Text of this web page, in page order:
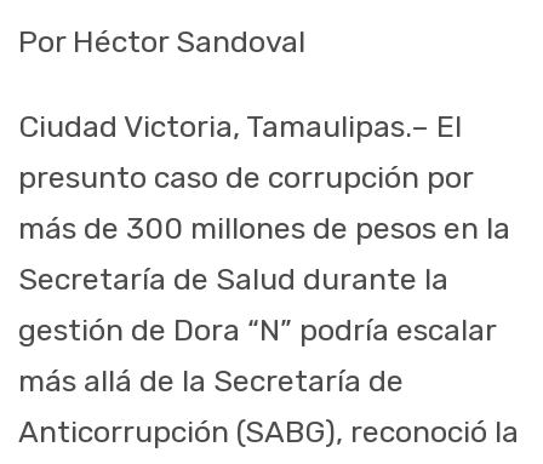
Por Héctor Sandoval
Ciudad Victoria, Tamaulipas.– El
presunto caso de corrupción por
más de 300 millones de pesos en la
Secretaría de Salud durante la
gestión de Dora “N” podría escalar
más allá de la Secretaría de
Anticorrupción (SABG), reconoció la